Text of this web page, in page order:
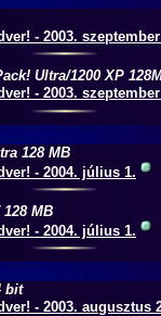
- 2003.
Ultra/1200 XP
- 2003. szeptember
128 MB
- 2004. július 1.
128 MB
- 2004. július 1.
bit
- 2003. augusztus